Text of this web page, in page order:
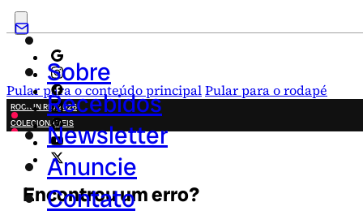
Pular para o conteúdo principalPular para o rodapé
Sobre
Recebidos
Newsletter
Anuncie
Contato
ROCK IN RIO 2026
COLECIONÁVEIS
FESTA JUNINA
NOVIDADES
CAMPANHAS CRIATIVAS
Encontrou um erro?